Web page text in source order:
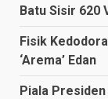
Batu Sisir 620
Fisik
‘Arema’ Edan
Piala